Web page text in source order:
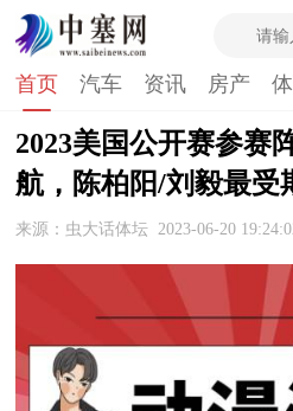
首页 汽车 资讯 房产
2023美国公开赛参赛
航，陈柏阳/刘毅最受
来源：虫大话体坛 2023-06-20